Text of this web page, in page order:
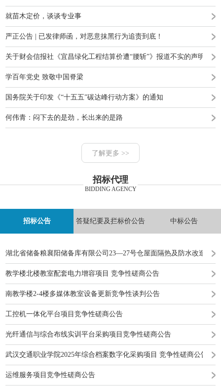
就苗木定价，谈谈专业事
严正公告 | 已发律师函，对恶意抹黑行为追责到底！
关于财会信报社《宜昌绿化工程结算价遭“腰斩”》报道不实的声明
学百年党史 致敬中国脊梁
国务院关于印发《“十五五”碳达峰行动方案》的通知
何伟青：闷下去的是劲，长出来的是路
了解更多 >>
招标代理
BIDDING AGENCY
招标公告 答疑纪要及拦标价公告 中标公告
湖北省储备粮襄阳储备库有限公司23—27号仓屋面隔热及防水改造工
教学楼北楼教室配套电力增容项目 竞争性磋商公告
南教学楼2-4楼多媒体教室设备更新竞争性谈判公告
工控机一体化平台项目竞争性磋商公告
光纤通信与综合布线实训平台采购项目竞争性磋商公告
武汉交通职业学院2025年综合档案数字化采购项目 竞争性磋商公告
运维服务项目竞争性磋商公告